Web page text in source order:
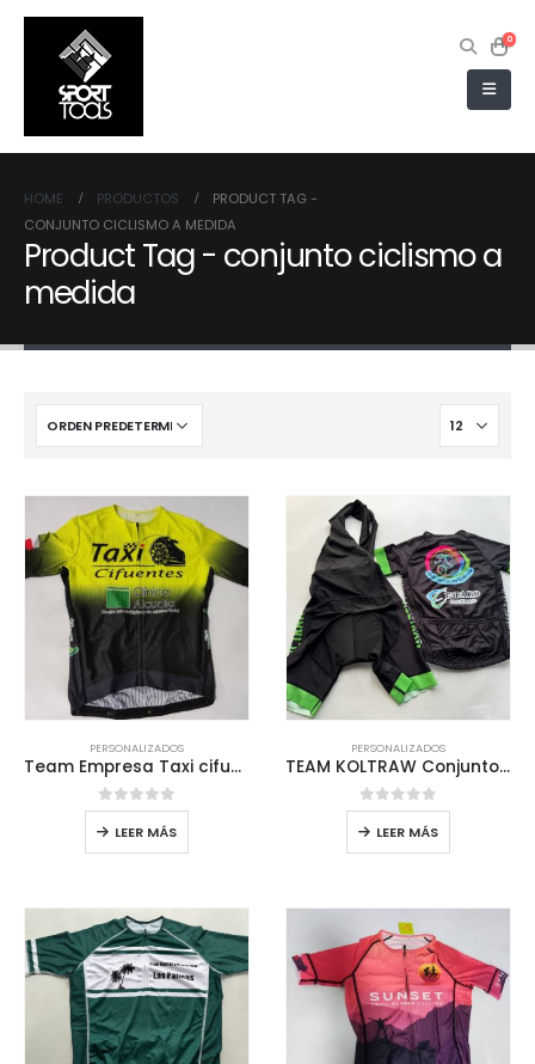
0
HOME PRODUCTOS
PRODUCT TAG -
CONJUNTO CICLISMO A MEDIDA
Product Tag - conjunto ciclismo a
medida
PERSONALIZADOS
Team Empresa Taxi cifuentes Personalizado MTB
0out of 5
LEER MÁS
PERSONALIZADOS
TEAM KOLTRAW Conjunto Personalizado MTB
0out of 5
LEER MÁS